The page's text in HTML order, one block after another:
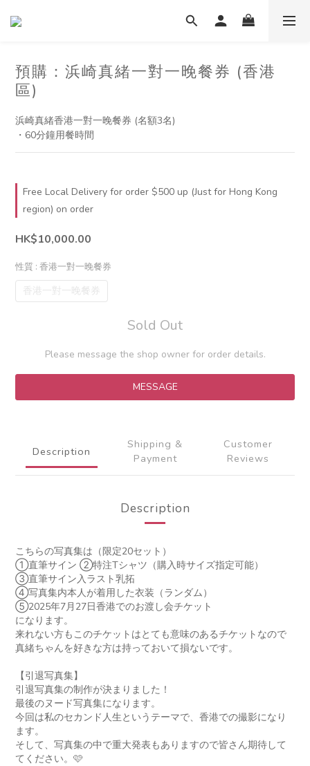
預購：浜崎真緒一對一晚餐券 (香港
區)
浜崎真緒香港一對一晚餐券 (名額3名)
・60分鐘用餐時間
Free Local Delivery for order $500 up (Just for Hong Kong
region) on order
HK$10,000.00
性質 : 香港一對一晚餐券
香港一對一晚餐券
Sold Out
Please message the shop owner for order details.
MESSAGE
Description
Shipping &
Payment
Customer
Reviews
Description
こちらの写真集は（限定20セット）
①直筆サイン ②特注Tシャツ（購入時サイズ指定可能）
③直筆サイン入ラスト乳拓
④写真集内本人が着用した衣装（ランダム）
⑤2025年7月27日香港でのお渡し会チケット
になります。
来れない方もこのチケットはとても意味のあるチケットなので
真緒ちゃんを好きな方は持っておいて損ないです。
【引退写真集】
引退写真集の制作が決まりました！
最後のヌード写真集になります。
今回は私のセカンド人生というテーマで、香港での撮影になり
ます。
そして、写真集の中で重大発表もありますので皆さん期待して
てください。🩷